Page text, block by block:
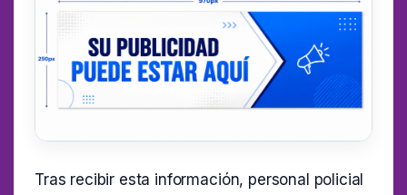
Tras recibir esta información, personal policial